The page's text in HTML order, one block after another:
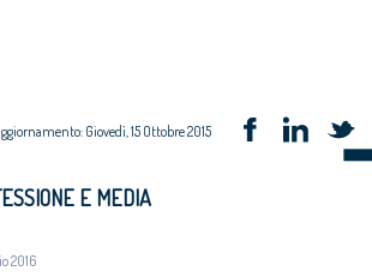
Giovedì, 15 Ottobre 2015
E MEDIA
2016